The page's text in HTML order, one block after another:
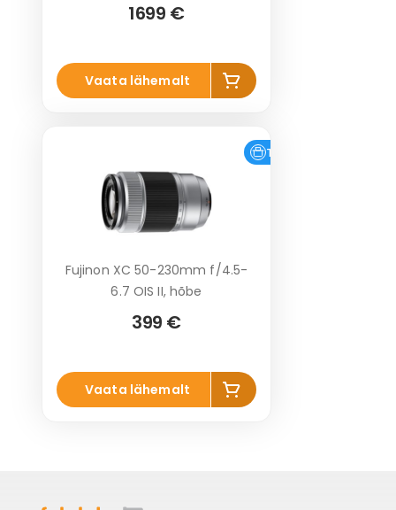
1699 €
Vaata lähemalt
Lisa
korvi
Tasuta tarne
Fujinon XC 50-230mm f/4.5-
6.7 OIS II, hõbe
399 €
Vaata lähemalt
Lisa
korvi